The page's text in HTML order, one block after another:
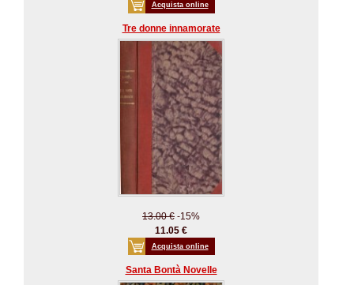
Acquista online
Tre donne innamorate
13.00 € -15%
11.05 €
Acquista online
Santa Bontà Novelle